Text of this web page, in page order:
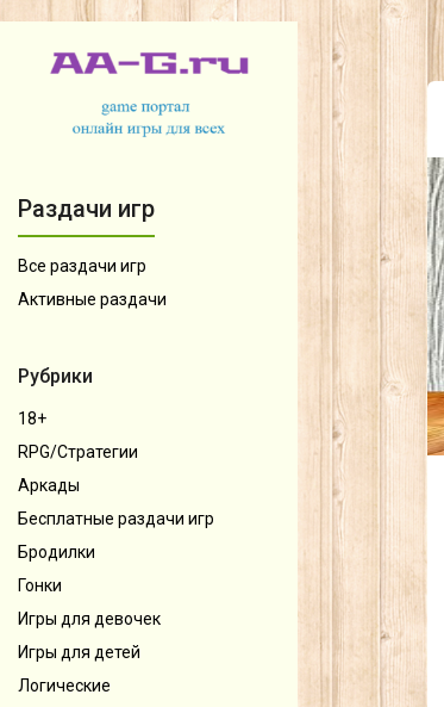
Раздачи игр
Все раздачи игр
Активные раздачи
Рубрики
18+
RPG/Стратегии
Аркады
Бесплатные раздачи игр
Бродилки
Гонки
Игры для девочек
Игры для детей
Логические